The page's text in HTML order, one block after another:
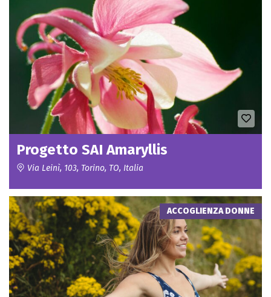
Progetto SAI Amaryllis
Via Leinì, 103, Torino, TO, Italia
ACCOGLIENZA DONNE